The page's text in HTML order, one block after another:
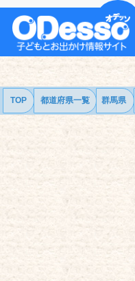
TOP 都道府県一覧 群馬県